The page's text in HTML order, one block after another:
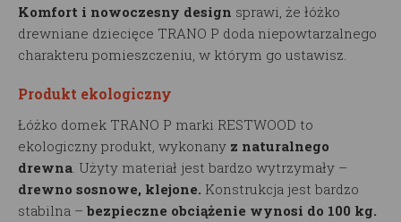
Komfort i nowoczesny design sprawi, że łóżko
drewniane dziecięce TRANO P doda niepowtarzalnego
charakteru pomieszczeniu, w którym go ustawisz.
Produkt ekologiczny
Łóżko domek TRANO P marki RESTWOOD to
ekologiczny produkt, wykonany z naturalnego
drewna. Użyty materiał jest bardzo wytrzymały –
drewno sosnowe, klejone. Konstrukcja jest bardzo
stabilna – bezpieczne obciążenie wynosi do 100 kg.